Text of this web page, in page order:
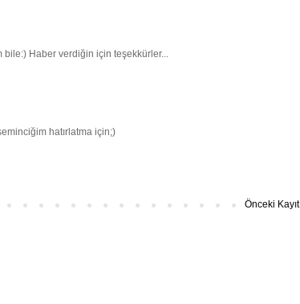
bile:) Haber verdiğin için teşekkürler...
hatırlatma için;)
Önceki Kayıt